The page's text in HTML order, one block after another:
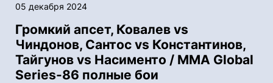
05 декабря 2024
Громкий апсет, Ковалев vs
Чиндонов, Сантос vs Константинов,
Тайгунов vs Насименто / MMA Global
Series-86 полные бои